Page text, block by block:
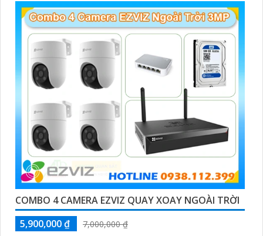
COMBO 4 CAMERA EZVIZ QUAY XOAY NGOÀI TRỜI
5,900,000 ₫
7,000,000 ₫